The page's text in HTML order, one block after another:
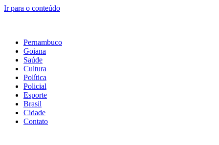
Ir para o conteúdo
Pernambuco
Goiana
Saúde
Cultura
Política
Policial
Esporte
Brasil
Cidade
Contato